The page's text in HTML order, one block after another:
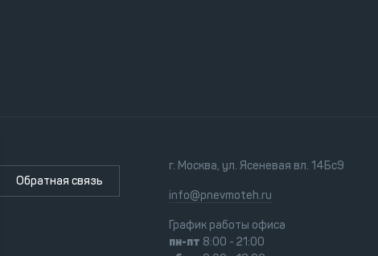
Обратная связь
г. Москва, ул. Ясеневая вл. 14Бс9
info@pnevmoteh.ru
График работы офиса
пн-пт 8:00 - 21:00